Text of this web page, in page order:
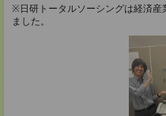
※日研トータルソーシングは経済産
ました。